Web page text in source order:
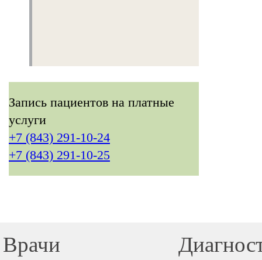
Запись пациентов на платные
услуги
+7 (843) 291-10-24
+7 (843) 291-10-25
Врачи